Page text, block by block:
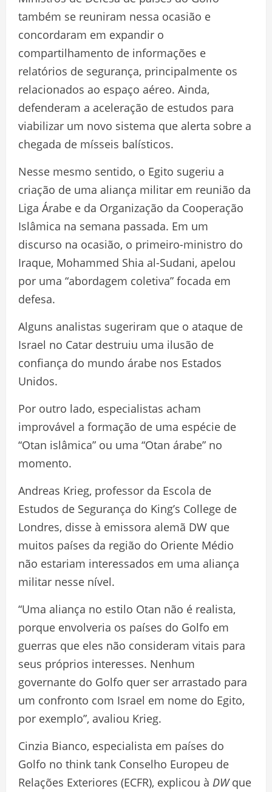
também se reuniram nessa ocasião e
concordaram em expandir o
compartilhamento de informações e
relatórios de segurança, principalmente os
relacionados ao espaço aéreo. Ainda,
defenderam a aceleração de estudos para
viabilizar um novo sistema que alerta sobre a
chegada de mísseis balísticos.
Nesse mesmo sentido, o Egito sugeriu a
criação de uma aliança militar em reunião da
Liga Árabe e da Organização da Cooperação
Islâmica na semana passada. Em um
discurso na ocasião, o primeiro-ministro do
Iraque, Mohammed Shia al-Sudani, apelou
por uma “abordagem coletiva” focada em
defesa.
Alguns analistas sugeriram que o ataque de
Israel no Catar destruiu uma ilusão de
confiança do mundo árabe nos Estados
Unidos.
Por outro lado, especialistas acham
improvável a formação de uma espécie de
“Otan islâmica” ou uma “Otan árabe” no
momento.
Andreas Krieg, professor da Escola de
Estudos de Segurança do King’s College de
Londres, disse à emissora alemã DW que
muitos países da região do Oriente Médio
não estariam interessados em uma aliança
militar nesse nível.
“Uma aliança no estilo Otan não é realista,
porque envolveria os países do Golfo em
guerras que eles não consideram vitais para
seus próprios interesses. Nenhum
governante do Golfo quer ser arrastado para
um confronto com Israel em nome do Egito,
por exemplo”, avaliou Krieg.
Cinzia Bianco, especialista em países do
Golfo no think tank Conselho Europeu de
Relações Exteriores (ECFR), explicou à DWque